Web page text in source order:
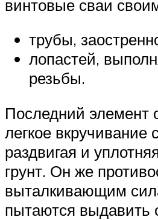
винтовые сваи
трубы,
лопастей,
резьбы.
Последний элемент
легкое вкручивание
раздвигая и
грунт. Он же
выталкивающим
пытаются выдавить